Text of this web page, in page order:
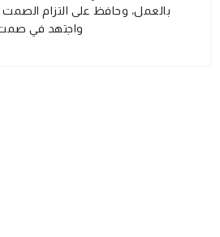
بالعمل، وحافظ على التزام الصمت
واجتهد في